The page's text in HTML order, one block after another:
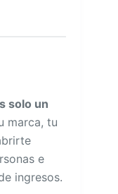
solo un
marca, tu
e
ingresos.